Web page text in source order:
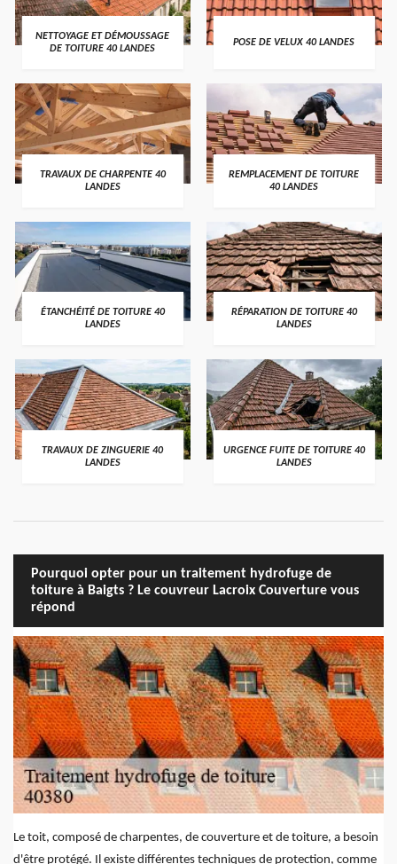
NETTOYAGE ET DÉMOUSSAGE
DE TOITURE 40 LANDES
POSE DE VELUX 40 LANDES
TRAVAUX DE CHARPENTE 40
LANDES
REMPLACEMENT DE TOITURE
40 LANDES
ÉTANCHÉITÉ DE TOITURE 40
LANDES
RÉPARATION DE TOITURE 40
LANDES
TRAVAUX DE ZINGUERIE 40
LANDES
URGENCE FUITE DE TOITURE 40
LANDES
Pourquoi opter pour un traitement hydrofuge de
toiture à Baigts ? Le couvreur Lacroix Couverture vous
répond
Le toit, composé de charpentes, de couverture et de toiture, a besoin
d'être protégé. Il existe différentes techniques de protection, comme